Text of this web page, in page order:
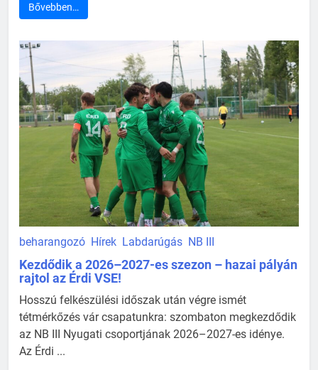
Bővebben…
beharangozó Hírek Labdarúgás NB III
Kezdődik a 2026–2027-es szezon – hazai pályán
rajtol az Érdi VSE!
Hosszú felkészülési időszak után végre ismét
tétmérkőzés vár csapatunkra: szombaton megkezdődik
az NB III Nyugati csoportjának 2026–2027-es idénye.
Az Érdi ...